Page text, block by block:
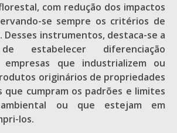
com redução dos impactos
se sempre os critérios de
Desses instrumentos, destaca-se a
estabelecer diferenciação
que industrializem ou
originários de propriedades
que cumpram os padrões e limites
ou que estejam em
los.